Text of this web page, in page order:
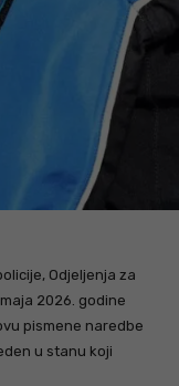
Odjeljenja za
2026. godine
pismene naredbe
u stanu koji